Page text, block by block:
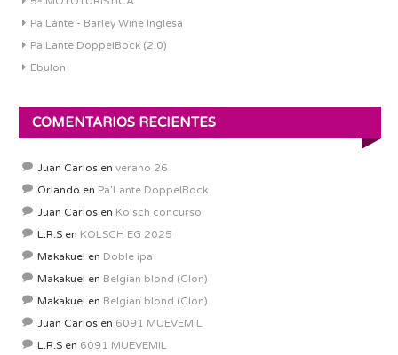
Pa'Lante - Barley Wine Inglesa
Pa’Lante DoppelBock (2.0)
Ebulon
COMENTARIOS RECIENTES
Juan Carlos en verano 26
Orlando en Pa’Lante DoppelBock
Juan Carlos en Kolsch concurso
L.R.S en KOLSCH EG 2025
Makakuel en Doble ipa
Makakuel en Belgian blond (Clon)
Makakuel en Belgian blond (Clon)
Juan Carlos en 6091 MUEVEMIL
L.R.S en 6091 MUEVEMIL